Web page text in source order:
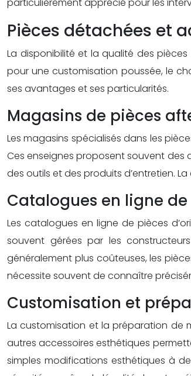
Pièces détachées et
La disponibilité et la qualité des
pour une customisation poussée, le
ses avantages et ses particularités.
Magasins de pièces
Les magasins spécialisés dans les
Ces enseignes proposent souvent des
des outils et des produits d’entretien.
Catalogues en ligne
Les catalogues en ligne de pièces
souvent gérées par les
généralement plus coûteuses, les
nécessite souvent de connaître
Customisation et
La customisation et la préparation de
autres accessoires esthétiques
simples modifications esthétiques à